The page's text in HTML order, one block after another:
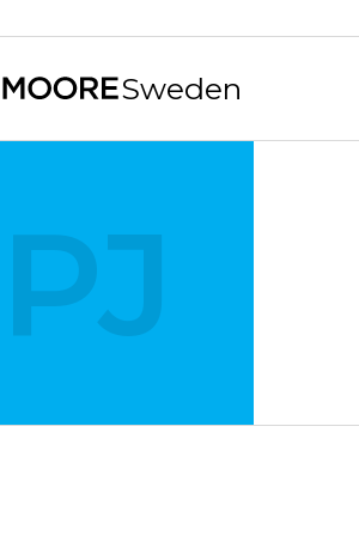
Sweden
PJ